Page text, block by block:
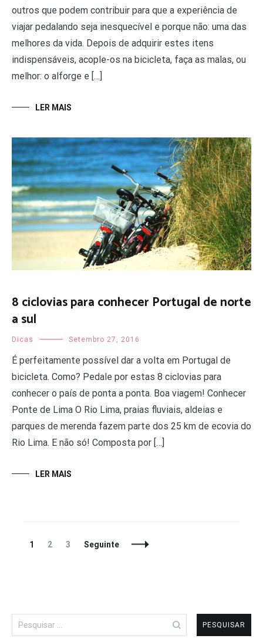
outros que podem contribuir para que a experiência de
viajar pedalando seja inesquecível e porque não: uma das
melhores da vida. Depois de adquirir estes itens
indispensáveis, acople-os na bicicleta, faça as malas, ou
melhor: o alforge e […]
LER MAIS
8 ciclovias para conhecer Portugal de norte
a sul
Dicas Setembro 27, 2016
É perfeitamente possível dar a volta em Portugal de
bicicleta. Como? Pedale por estas 8 ciclovias para
conhecer o país de ponta a ponta. Boa viagem! Conhecer
Ponte de Lima O Rio Lima, praias fluviais, aldeias e
parques de merenda fazem parte dos 25 km de ecovia do
Rio Lima. E não só! Composta por […]
LER MAIS
Navegação
Página
1 Página
2 Página
3 Seguinte
por: